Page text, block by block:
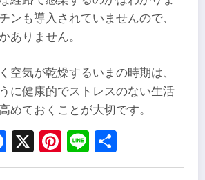
ンも導入されていませんので、
ありません。
空気が乾燥するいまの時期は、
に健康的でストレスのない生活
めておくことが大切です。
Facebook
X Pinterest
Line